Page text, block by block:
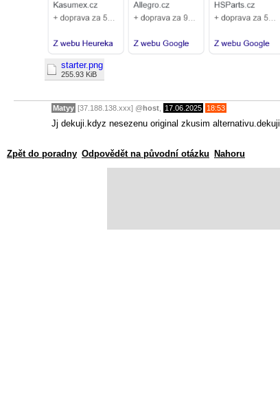
starter.png
255.93 KiB
Matyy [37.188.138.xxx] @ host, 17.06.2025 18:53
Jj dekuji.kdyz nesezenu original zkusim alternativu.dekuji
Zpět do poradny Odpovědět na původní otázku Nahoru